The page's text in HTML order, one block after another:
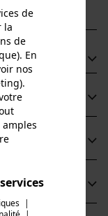
veste forestière
en maille
une
le travail
dos : collerette avec
logo X
sur la partie
(PDF)
de
la
de
En
nos
|